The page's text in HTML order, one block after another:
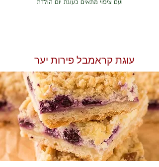
ועם ציפוי מתאים כעוגת יום הולדת
עוגת קראמבל פירות יער